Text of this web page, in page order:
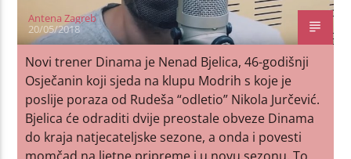
Antena Zagreb
20/05/2018
Novi trener Dinama je Nenad Bjelica, 46-godišnji
Osječanin koji sjeda na klupu Modrih s koje je
poslije poraza od Rudeša “odletio” Nikola Jurčević.
Bjelica će odraditi dvije preostale obveze Dinama
do kraja natjecateljske sezone, a onda i povesti